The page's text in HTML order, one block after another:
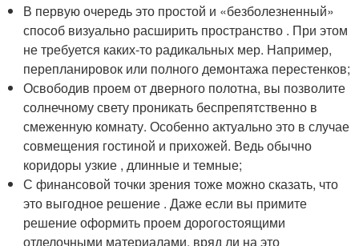
В первую очередь это простой и «безболезненный»
способ визуально расширить пространство . При этом
не требуется каких-то радикальных мер. Например,
перепланировок или полного демонтажа перестенков;
Освободив проем от дверного полотна, вы позволите
солнечному свету проникать беспрепятственно в
смеженную комнату. Особенно актуально это в случае
совмещения гостиной и прихожей. Ведь обычно
коридоры узкие , длинные и темные;
С финансовой точки зрения тоже можно сказать, что
это выгодное решение . Даже если вы примите
решение оформить проем дорогостоящими
отделочными материалами, вряд ли на это